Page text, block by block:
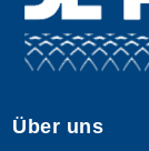
Über uns